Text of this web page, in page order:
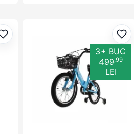
Adaugă la favorite
3+ BUC
499,99
LEI